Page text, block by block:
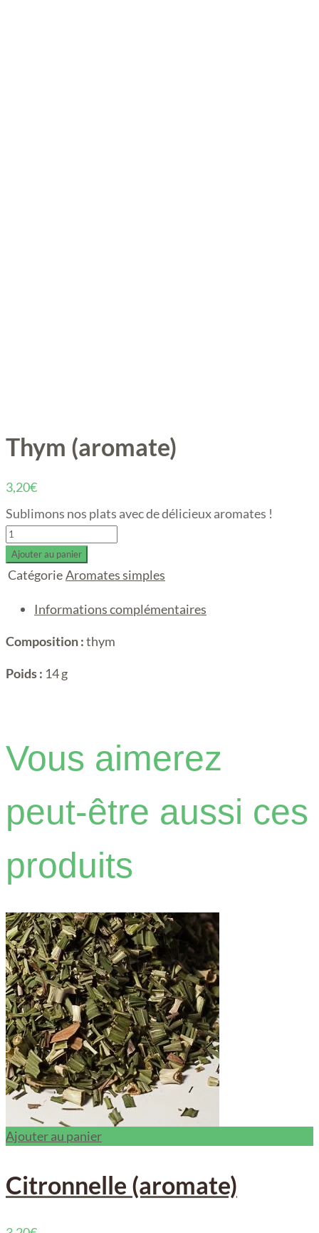
Thym (aromate)
3,20€
Sublimons nos plats avec de délicieux aromates !
Thym
(aromate)
quantity
Ajouter au panier
CatégorieAromates simples
Informations complémentaires
Composition :thym
Poids : 14 g
Vous aimerez
peut-être aussi ces
produits
Ajouter au panier
Citronnelle (aromate)